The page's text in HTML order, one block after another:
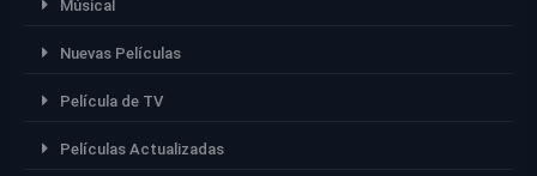
Músical
Nuevas Películas
Película de TV
Películas Actualizadas